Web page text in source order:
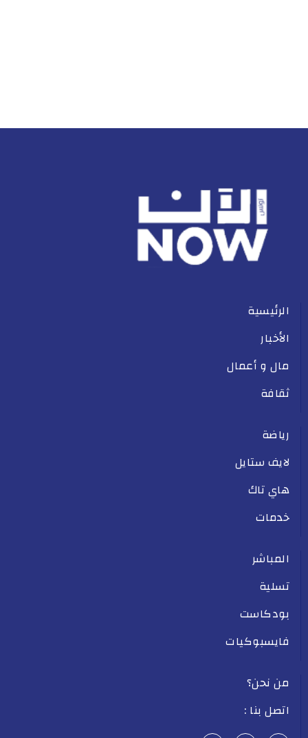
الرئيسية
الأخبار
مال و أعمال
ثقافة
رياضة
لايف ستايل
هاي تاك
خدمات
المباشر
تسلية
بودكاست
فايسبوكيات
من نحن؟
اتصل بنا :